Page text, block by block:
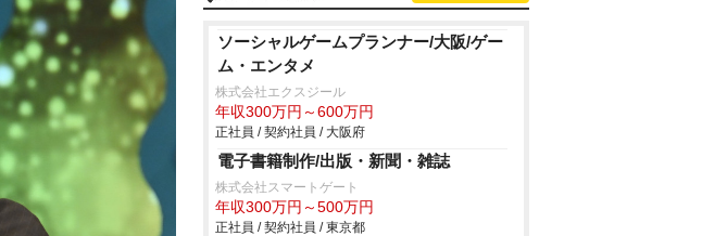
ソーシャルゲームプランナー/大阪/ゲー
ム・エンタメ
株式会社エクスジール
年収300万円～600万円
正社員 / 契約社員 / 大阪府
電子書籍制作/出版・新聞・雑誌
株式会社スマートゲート
年収300万円～500万円
正社員 / 契約社員 / 東京都